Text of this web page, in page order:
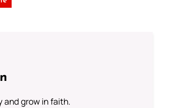
and grow in faith.